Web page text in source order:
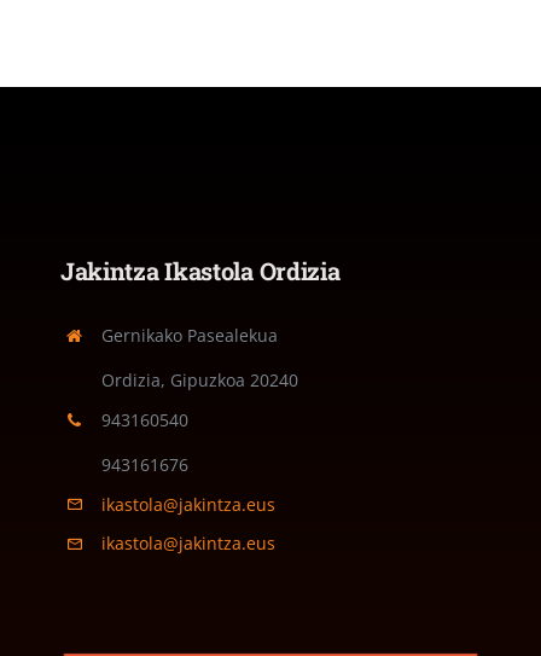
Jakintza Ikastola Ordizia
Gernikako Pasealekua
Ordizia, Gipuzkoa 20240
943160540
943161676
ikastola@jakintza.eus
ikastola@jakintza.eus